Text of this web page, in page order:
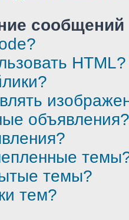
HTML?
объявления?
темы?
тем?